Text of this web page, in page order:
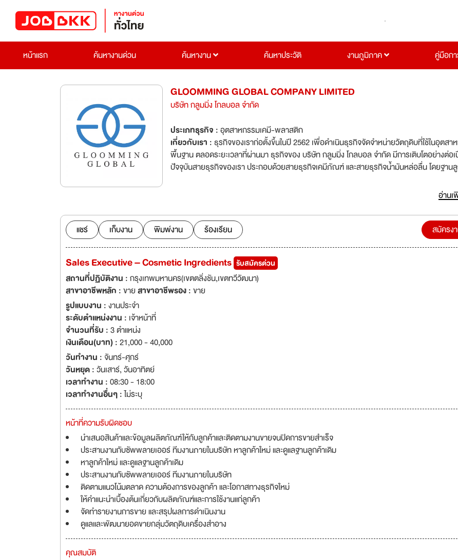
หน้าแรก
ค้นหางานด่วน ค้นหางาน ค้นหาประวัติ งานภูมิภาค คู่มือก
GLOOMMING GLOBAL COMPANY LIMITED
บริษัท กลูมมิ่ง โกลบอล จำกัด
ประเภทธุรกิจ :อุตสาหกรรมเคมี-พลาสติก
เกี่ยวกับเรา : ธุรกิจของเราก่อตั้งขึ้นในปี 2562 เพื่อดำเนินธุรกิจจัดจำหน่ายวัตถุดิบที่ใช้ในอุตสา
พื้นฐาน ตลอดระยะเวลาที่ผ่านมา ธุรกิจของ บริษัท กลูมมิ่ง โกลบอล จำกัด มีการเติบโตอย่างต่อเ
ปัจจุบันสายธุรกิจของเรา ประกอบด้วยสายธุรกิจเคมีภัณฑ์ และสายธุรกิจน้ำมันหล่อลื่น โดยฐาน
อ่านเ
แชร์ เก็บงาน พิมพ์งาน ร้องเรียน สมัครง
Sales Executive – Cosmetic Ingredients รับสมัครด่วน
สถานที่ปฏิบัติงาน :กรุงเทพมหานคร(เขตตลิ่งชัน,เขตทวีวัฒนา)
สาขาอาชีพหลัก :ขายสาขาอาชีพรอง :ขาย
รูปแบบงาน :งานประจำ
ระดับตำแหน่งงาน : เจ้าหน้าที่
จำนวนที่รับ :3 ตำแหน่ง
เงินเดือน(บาท) :21,000 - 40,000
วันทำงาน : จันทร์-ศุกร์
วันหยุด :วันเสาร์,วันอาทิตย์
เวลาทำงาน :08:30 - 18:00
เวลาทำงานอื่นๆ :ไม่ระบุ
หน้าที่ความรับผิดชอบ
นำเสนอสินค้าและข้อมูลผลิตภัณฑ์ให้กับลูกค้าและติดตามงานขายจนปิดการขายสำเร็จ
ประสานงานกับซัพพลายเออร์ ทีมงานภายในบริษัท หาลูกค้าใหม่ และดูแลฐานลูกค้าเดิม
หาลูกค้าใหม่ และดูแลฐานลูกค้าเดิม
ประสานงานกับซัพพลายเออร์ ทีมงานภายในบริษัท
ติดตามแนวโน้มตลาด ความต้องการของลูกค้า และโอกาสทางธุรกิจใหม่
ให้คำแนะนำเบื้องต้นเกี่ยวกับผลิตภัณฑ์และการใช้งานแก่ลูกค้า
จัดทำรายงานการขาย และสรุปผลการดำเนินงาน
ดูแลและพัฒนายอดขายกลุ่มวัตถุดิบเครื่องสำอาง
คุณสมบัติ